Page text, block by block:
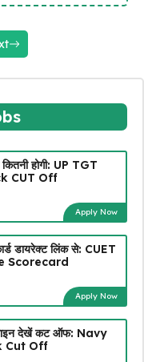
होगी: UP TGT
CUT Off
Apply Now
डायरेक्ट लिंक से: CUET
Scorecard
Apply Now
देखें कट ऑफ: Navy
Cut Off